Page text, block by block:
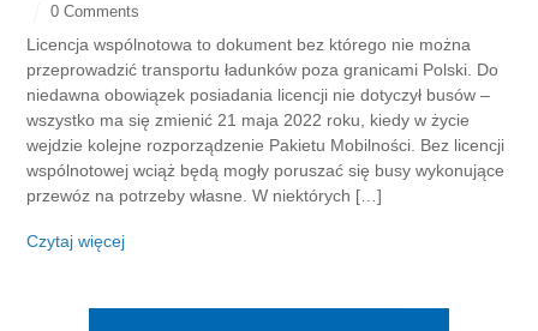
0 Comments
Licencja wspólnotowa to dokument bez którego nie można
przeprowadzić transportu ładunków poza granicami Polski. Do
niedawna obowiązek posiadania licencji nie dotyczył busów –
wszystko ma się zmienić 21 maja 2022 roku, kiedy w życie
wejdzie kolejne rozporządzenie Pakietu Mobilności. Bez licencji
wspólnotowej wciąż będą mogły poruszać się busy wykonujące
przewóz na potrzeby własne. W niektórych […]
Czytaj więcej